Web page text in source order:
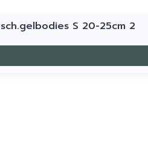
S 20-25cm 2